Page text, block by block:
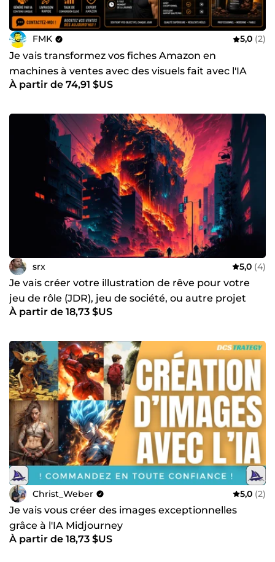
FMK 5,0 (2)
Je vais transformez vos fiches Amazon en
machines à ventes avec des visuels fait avec l'IA
À partir de 74,91 $US
srx 5,0 (4)
Je vais créer votre illustration de rêve pour votre
jeu de rôle (JDR), jeu de société, ou autre projet
À partir de 18,73 $US
Christ_Weber 5,0 (2)
Je vais vous créer des images exceptionnelles
grâce à l'IA Midjourney
À partir de 18,73 $US